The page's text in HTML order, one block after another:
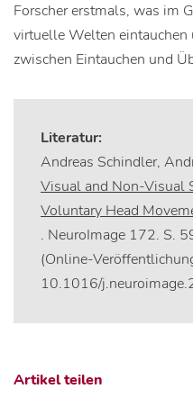
Forscher erstmals, was im
virtuelle Welten eintauchen
zwischen Eintauchen und
Literatur:
Andreas Schindler,
Visual and Non-Visual
Voluntary Head
. NeuroImage 172. S.
(Online-
10.1016/
Artikel teilen